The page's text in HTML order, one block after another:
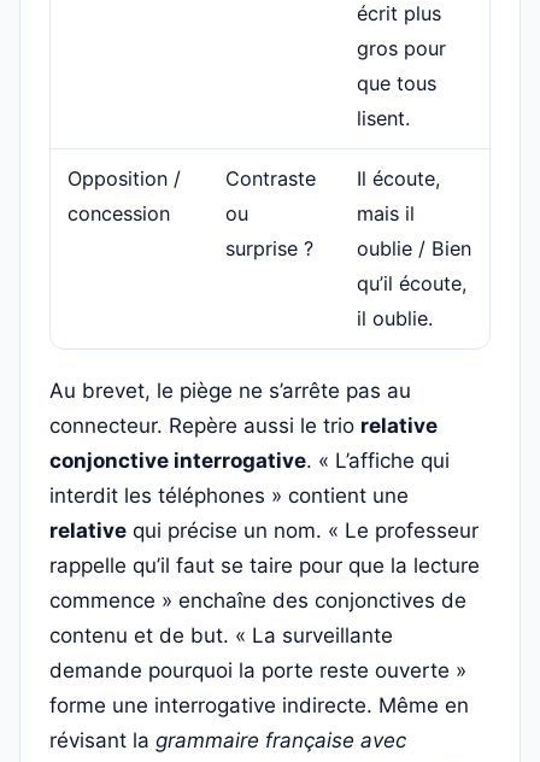
écrit plus
gros pour
que tous
lisent.
Opposition /
concession
Contraste
ou
surprise ?
Il écoute,
mais il
oublie / Bien
qu’il écoute,
il oublie.
Au brevet, le piège ne s’arrête pas au
connecteur. Repère aussi le trio relative
conjonctive interrogative. « L’affiche qui
interdit les téléphones » contient une
relative qui précise un nom. « Le professeur
rappelle qu’il faut se taire pour que la lecture
commence » enchaîne des conjonctives de
contenu et de but. « La surveillante
demande pourquoi la porte reste ouverte »
forme une interrogative indirecte. Même en
révisant la grammaire française avec